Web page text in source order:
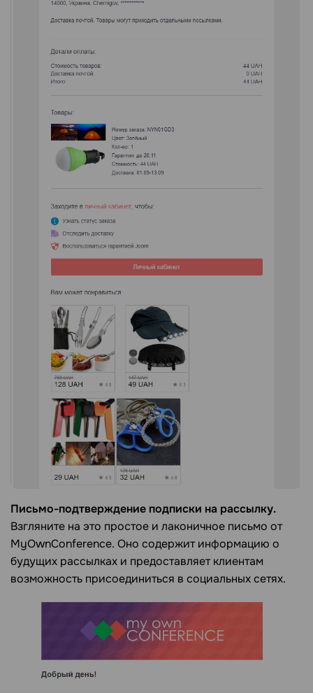
Письмо-подтверждение подписки на рассылку.
Взгляните на это простое и лаконичное письмо от
MyOwnConference. Оно содержит информацию о
будущих рассылках и предоставляет клиентам
возможность присоединиться в социальных сетях.